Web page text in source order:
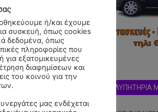
Ιστοσελίδα:
αυτό το πρόγραμμα
ή/και έχουμε
συσκευή, όπως cookies
δεδομένα, όπως
πληροφορίες που
για εξατομικευμένες
διαφημίσεων και
του κοινού για την
μας ενδέχεται